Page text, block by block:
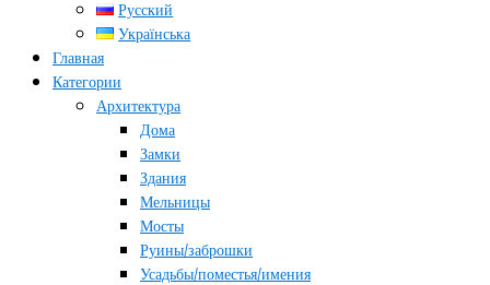
Русский
Українська
Главная
Категории
Архитектура
Дома
Замки
Здания
Мельницы
Мосты
Руины/заброшки
Усадьбы/поместья/имения